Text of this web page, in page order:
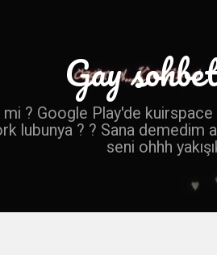
Gay
? Google Play'de kuirspace
lubunya ? ? Sana
seni ohhh